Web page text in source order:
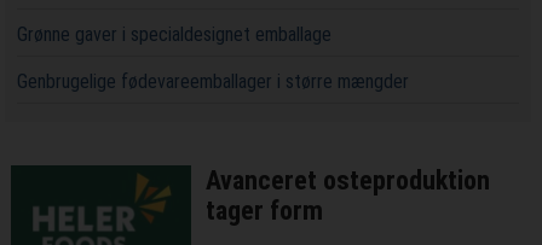
Grønne gaver i specialdesignet emballage
Genbrugelige fødevareemballager i større mængder
Avanceret osteproduktion
tager form